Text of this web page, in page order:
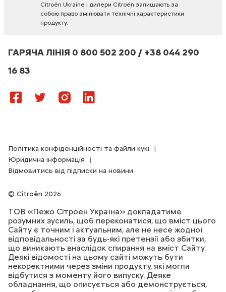
Citroën Ukraine і дилери Citroën залишають за
собою право змінювати технічні характеристики
продукту.
ГАРЯЧА ЛІНІЯ 0 800 502 200 / +38 044 290
16 83
Citroën 2026
Політика конфіденційності та файли кукі
Юридична інформація
Відмовитись від підписки на новини
ТОВ «Пежо Сітроен Україна» докладатиме
розумних зусиль, щоб переконатися, що вміст цього
Сайту є точним і актуальним, але не несе жодної
відповідальності за будь-які претензії або збитки,
що виникають внаслідок спирання на вміст Сайту.
Деякі відомості на цьому сайті можуть бути
некоректними через зміни продукту, які могли
відбутися з моменту його випуску. Деяке
обладнання, що описується або демонструється,